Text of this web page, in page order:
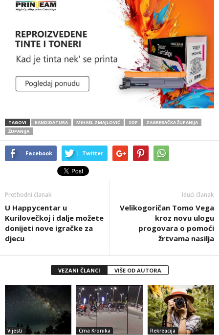
TAGOVI KANDIDATURA MIHAEL ZMAJLOVIĆ SDP
ZAGREBAČKA ŽUPANIJA
ŽUPANIJA
Facebook Twitter
Prethodni članak
U Happycentar u
Kurilovečkoj i dalje možete
donijeti nove igračke za
djecu
Idući članak
Velikogoričan Tomo Vega
kroz novu ulogu
progovara o pomoći
žrtvama nasilja
VEZANI ČLANCI VIŠE OD AUTORA
Vijesti Crna Kronika Rekreacija